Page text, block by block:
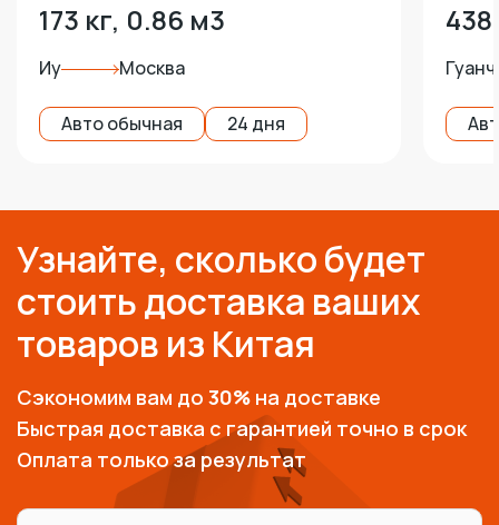
173 кг, 0.86 м3
Иу Москва
Авто обычная 24 дня
Узнайте, сколько будет
стоить доставка ваших
товаров из Китая
Сэкономим вам до 30% на доставке
Быстрая доставка с гарантией точно в срок
Оплата только за результат